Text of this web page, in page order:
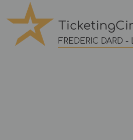
FREDERIC DARD